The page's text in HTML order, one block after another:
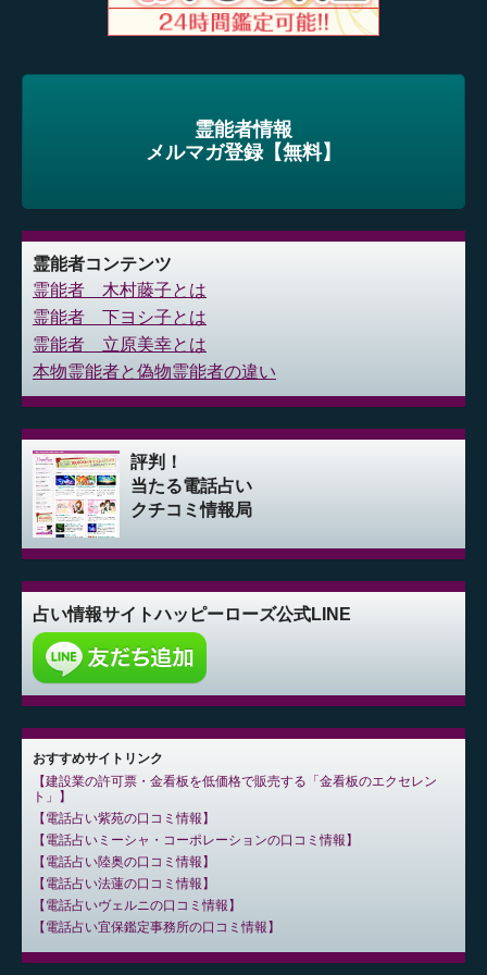
霊能者情報
メルマガ登録【無料】
霊能者コンテンツ
霊能者 木村藤子とは
霊能者 下ヨシ子とは
霊能者 立原美幸とは
本物霊能者と偽物霊能者の違い
評判！
当たる電話占い
クチコミ情報局
占い情報サイトハッピーローズ公式LINE
おすすめサイトリンク
建設業の許可票・金看板を低価格で販売する「金看板のエクセレン
ト」
電話占い紫苑の口コミ情報
電話占いミーシャ・コーポレーションの口コミ情報
電話占い陸奥の口コミ情報
電話占い法蓮の口コミ情報
電話占いヴェルニの口コミ情報
電話占い宜保鑑定事務所の口コミ情報